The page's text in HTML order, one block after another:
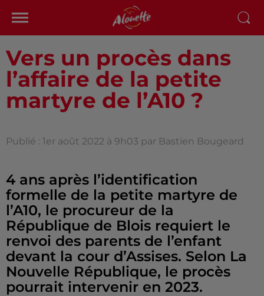
Vers un procès dans
l’affaire de la petite
martyre de l’A10 ?
Publié : 1er août 2022 à 9h03 par Bastien Bougeard
4 ans après l’identification
formelle de la petite martyre de
l’A10, le procureur de la
République de Blois requiert le
renvoi des parents de l’enfant
devant la cour d’Assises. Selon La
Nouvelle République, le procès
pourrait intervenir en 2023.